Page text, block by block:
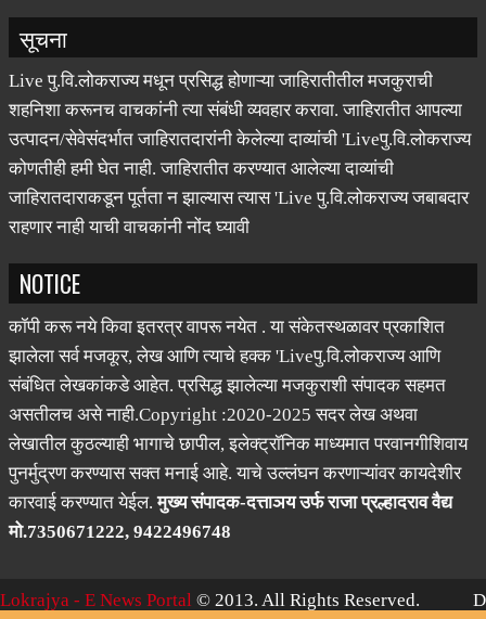
सूचना
Live पु.वि.लोकराज्य मधून प्रसिद्ध होणाऱ्या जाहिरातीतील मजकुराची
शहनिशा करूनच वाचकांनी त्या संबंधी व्यवहार करावा. जाहिरातीत आपल्या
उत्पादन/सेवेसंदर्भात जाहिरातदारांनी केलेल्या दाव्यांची 'Liveपु.वि.लोकराज्य
कोणतीही हमी घेत नाही. जाहिरातीत करण्यात आलेल्या दाव्यांची
जाहिरातदाराकडून पूर्तता न झाल्यास त्यास 'Live पु.वि.लोकराज्य जबाबदार
राहणार नाही याची वाचकांनी नोंद घ्यावी
NOTICE
कॉपी करू नये किवा इतरत्र वापरू नयेत . या संकेतस्थळावर प्रकाशित
झालेला सर्व मजकूर, लेख आणि त्याचे हक्क 'Liveपु.वि.लोकराज्य आणि
संबंधित लेखकांकडे आहेत. प्रसिद्ध झालेल्या मजकुराशी संपादक सहमत
असतीलच असे नाही.Copyright :2020-2025 सदर लेख अथवा
लेखातील कुठल्याही भागाचे छापील, इलेक्ट्रॉनिक माध्यमात परवानगीशिवाय
पुनर्मुद्रण करण्यास सक्त मनाई आहे. याचे उल्लंघन करणाऱ्यांवर कायदेशीर
कारवाई करण्यात येईल.मुख्य संपादक-दत्ताञय उर्फ राजा प्रल्हादराव वैद्य
मो.7350671222, 9422496748
Lokrajya - E News Portal © 2013. All Rights Reserved. D